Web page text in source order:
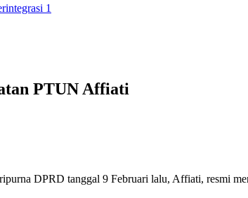
1
PTUN Affiati
DPRD tanggal 9 Februari lalu, Affiati, resmi